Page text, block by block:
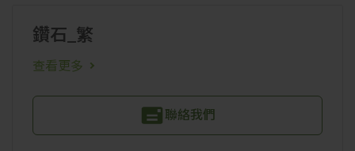
鑽石_繁
查看更多
聯絡我們